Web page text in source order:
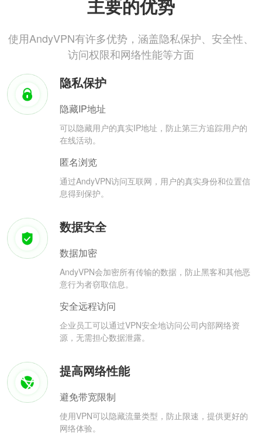
主要的优势
使用AndyVPN有许多优势，涵盖隐私保护、安全性、
访问权限和网络性能等方面
隐私保护
隐藏IP地址
可以隐藏用户的真实IP地址，防止第三方追踪用户的
在线活动。
匿名浏览
通过AndyVPN访问互联网，用户的真实身份和位置信
息得到保护。
数据安全
数据加密
AndyVPN会加密所有传输的数据，防止黑客和其他恶
意行为者窃取信息。
安全远程访问
企业员工可以通过VPN安全地访问公司内部网络资
源，无需担心数据泄露。
提高网络性能
避免带宽限制
使用VPN可以隐藏流量类型，防止限速，提供更好的
网络体验。